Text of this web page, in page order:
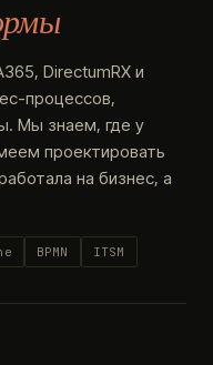
DirectumRX и
процессов,
Мы знаем, где у
проектировать
на бизнес, а
BPMN ITSM